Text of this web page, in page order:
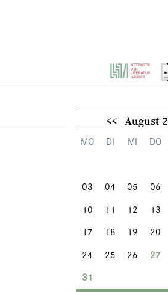
<< August
MO DI MI DO
03
04 05 06
10
11 12 13
17
18 19 20
24
25 26 27
31